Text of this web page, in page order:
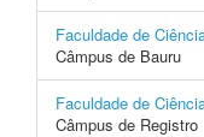
Faculdade de
Câmpus de Bauru
Faculdade de
Câmpus de Registro